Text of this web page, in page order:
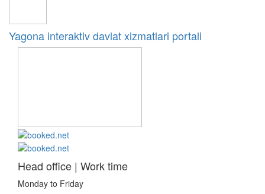
Yagona interaktiv davlat xizmatlari portali
Head office | Work time
Monday to Friday